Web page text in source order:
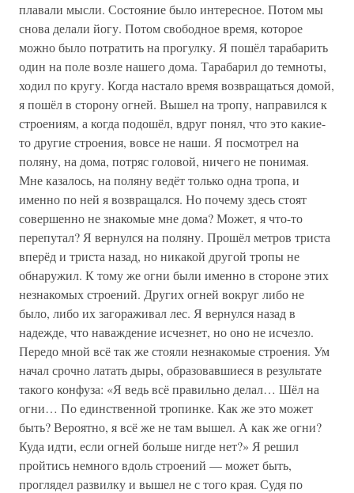
плавали мысли. Состояние было интересное. Потом мы
снова делали йогу. Потом свободное время, которое
можно было потратить на прогулку. Я пошёл тарабарить
один на поле возле нашего дома. Тарабарил до темноты,
ходил по кругу. Когда настало время возвращаться домой,
я пошёл в сторону огней. Вышел на тропу, направился к
строениям, а когда подошёл, вдруг понял, что это какие-
то другие строения, вовсе не наши. Я посмотрел на
поляну, на дома, потряс головой, ничего не понимая.
Мне казалось, на поляну ведёт только одна тропа, и
именно по ней я возвращался. Но почему здесь стоят
совершенно не знакомые мне дома? Может, я что-то
перепутал? Я вернулся на поляну. Прошёл метров триста
вперёд и триста назад, но никакой другой тропы не
обнаружил. К тому же огни были именно в стороне этих
незнакомых строений. Других огней вокруг либо не
было, либо их загораживал лес. Я вернулся назад в
надежде, что наваждение исчезнет, но оно не исчезло.
Передо мной всё так же стояли незнакомые строения. Ум
начал срочно латать дыры, образовавшиеся в результате
такого конфуза: «Я ведь всё правильно делал… Шёл на
огни… По единственной тропинке. Как же это может
быть? Вероятно, я всё же не там вышел. А как же огни?
Куда идти, если огней больше нигде нет?» Я решил
пройтись немного вдоль строений — может быть,
проглядел развилку и вышел не с того края. Судя по